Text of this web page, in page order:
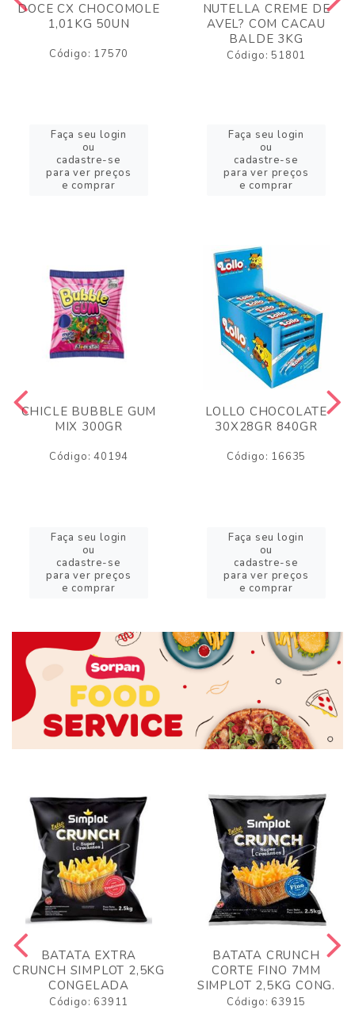
DOCE CX CHOCOMOLE
1,01KG 50UN
Código: 17570
Faça seu login
ou
cadastre-se
para ver preços
e comprar
NUTELLA CREME DE
AVEL? COM CACAU
BALDE 3KG
Código: 51801
Faça seu login
ou
cadastre-se
para ver preços
e comprar
CHICLE BUBBLE GUM
MIX 300GR
Código: 40194
Faça seu login
ou
cadastre-se
para ver preços
e comprar
LOLLO CHOCOLATE
30X28GR 840GR
Código: 16635
Faça seu login
ou
cadastre-se
para ver preços
e comprar
BATATA EXTRA
CRUNCH SIMPLOT 2,5KG
CONGELADA
Código: 63911
BATATA CRUNCH
CORTE FINO 7MM
SIMPLOT 2,5KG CONG.
Código: 63915